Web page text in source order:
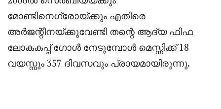
മോണ്ടിനെഗ്രോയ്ക്കും എതിരെ
അർജന്റീനയ്ക്കുവേണ്ടി തന്റെ ആദ്യ ഫിഫ
ലോകകപ്പ് ഗോൾ നേടുമ്പോൾ മെസ്സിക്ക് 18
വയസ്സും 357 ദിവസവും പ്രായമായിരുന്നു.